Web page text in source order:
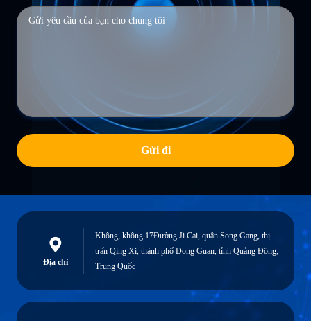
Gửi đi
Địa chỉ
Không, không.17Đường Ji Cai, quận Song Gang, thị
trấn Qing Xi, thành phố Dong Guan, tỉnh Quảng Đông,
Trung Quốc